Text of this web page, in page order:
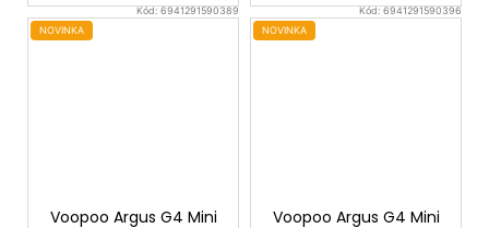
Kód:6941291590389
NOVINKA
Voopoo Argus G4 Mini
Kód:6941291590396
NOVINKA
Voopoo Argus G4 Mini